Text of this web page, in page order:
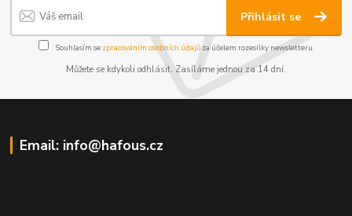
Přihlásit se
Souhlasím se zpracováním osobních údajůza účelem rozesílky newsletteru.
Můžete se kdykoli odhlásit. Zasíláme jednou za 14 dní.
Email: info@hafous.cz